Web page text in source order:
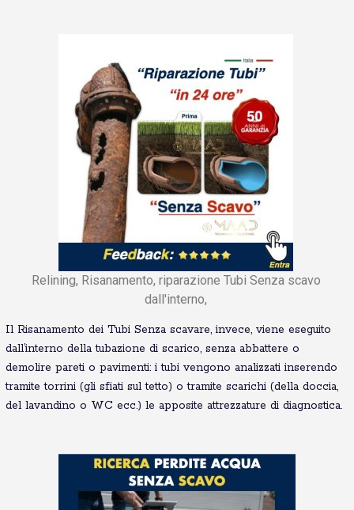
Relining, Risanamento, riparazione Tubi Senza scavo
dall'interno,
Il Risanamento dei Tubi Senza scavare, invece, viene eseguito
dall’interno della tubazione di scarico, senza abbattere o
demolire pareti o pavimenti: i tubi vengono analizzati inserendo
tramite torrini (gli sfiati sul tetto) o tramite scarichi (della doccia,
del lavandino o WC ecc.) le apposite attrezzature di diagnostica.